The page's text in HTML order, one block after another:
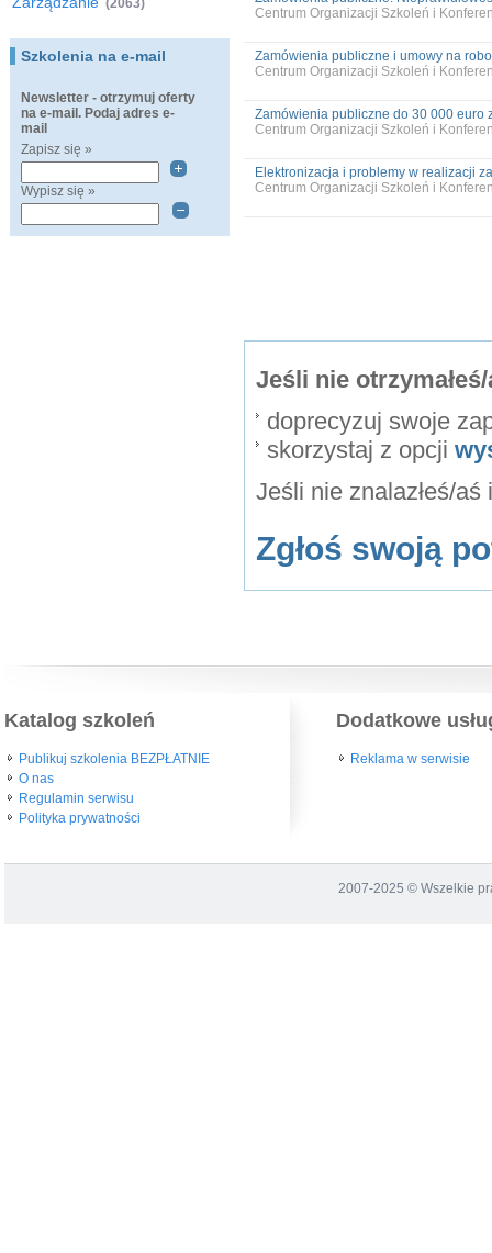
Szkolenia na e-mail
Newsletter - otrzymuj oferty
na e-mail. Podaj adres e-
mail
Zapisz się »
Wypisz się »
Centrum Organizacji Szkoleń i
Zamówienia publiczne i umowy na
Centrum Organizacji Szkoleń i
Zamówienia publiczne do 30 000 euro
Centrum Organizacji Szkoleń i
Elektronizacja i problemy w realizacji
Centrum Organizacji Szkoleń i
Jeśli nie
doprecyzuj swoje
skorzystaj z opcji
Jeśli nie znalazłeś/
Zgłoś swoją
Katalog szkoleń
Publikuj szkolenia BEZPŁATNIE
O nas
Regulamin serwisu
Polityka prywatności
Dodatkowe
Reklama w serwisie
2007-2025 © Wszelkie